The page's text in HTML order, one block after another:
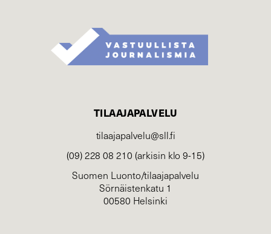
TILAAJAPALVELU
tilaajapalvelu@sll.fi
(09) 228 08 210 (arkisin klo 9-15)
Suomen Luonto/tilaajapalvelu
Sörnäistenkatu 1
00580 Helsinki